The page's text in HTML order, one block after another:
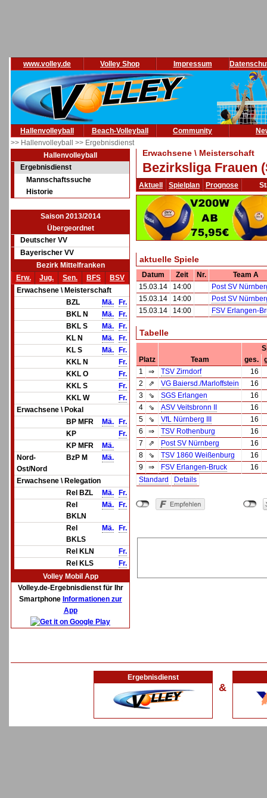
www.volley.de Volley Shop Impressum
Hallenvolleyball Beach-Volleyball Community
>> Hallenvolleyball >> Ergebnisdienst
Hallenvolleyball
Ergebnisdienst
Mannschaftssuche
Historie
Saison 2013/2014
Übergeordnet
Deutscher VV
Bayerischer VV
Bezirk Mittelfranken
Erw.
Jug. Sen. BFS
BSV
Erwachsene \ Meisterschaft
BZL
Mä.
Fr.
BKL N
Mä.
Fr.
BKL S
Mä.
Fr.
KL N
Mä.
Fr.
KL S
Mä.
Fr.
KKL N
Fr.
KKL O
Fr.
KKL S
Fr.
KKL W
Fr.
Erwachsene \ Pokal
BP MFR
Mä.
Fr.
KP
Fr.
KP MFR
Mä.
Nord-
Ost/Nord
BzP M Mä.
Erwachsene \ Relegation
Rel BZL
Mä.
Fr.
Rel
BKLN
Mä. Fr.
Rel
BKLS
Mä. Fr.
Rel KLN
Fr.
Rel KLS
Fr.
Volley Mobil App
Volley.de-Ergebnisdienst für Ihr
Smartphone Informationen zur
App
Erwachsene \ Meisterschaft
Bezirksliga Frauen
Aktuell Spielplan Prognose
aktuelle Spiele
Datum Zeit Nr.
Team A
15.03.14
14:00
Post SV
15.03.14
14:00
Post SV
15.03.14
14:00 FSV Erlangen-
Tabelle
Platz
Team ges.
1
⇒ TSV Zirndorf
16
2
⇗ VG Baiersd./Marloffstein
16
3
⇘ SGS Erlangen
16
4
⇘ ASV Veitsbronn II
16
5
⇘ VfL Nürnberg III
16
6
⇒ TSV Rothenburg
16
7
⇗ Post SV Nürnberg
16
8
⇘ TSV 1860 Weißenburg
16
9
⇒ FSV Erlangen-Bruck
16
Standard
Details
Ergebnisdienst
&